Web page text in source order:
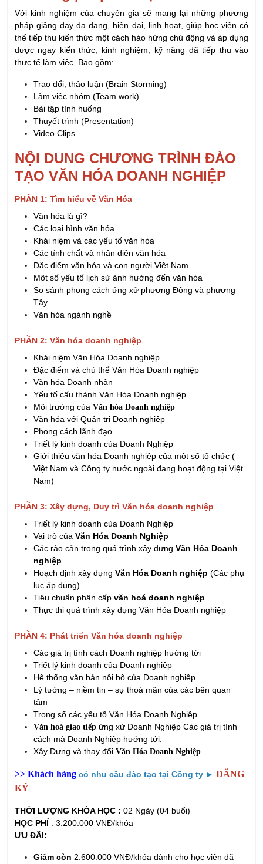
được ngay kiến thức, kinh nghiệm, kỹ năng đã tiếp thu vào
thực tế làm việc. Bao gồm:
Trao đổi, thảo luận (Brain Storming)
Làm việc nhóm (Team work)
Thuyết trình(Presentation)
Video Clips…
NỘI DUNG CHƯƠNG TRÌNH ĐÀO
TẠO VĂN HÓA DOANH NGHIỆP
PHẦN 1: Tìm hiểu về Văn Hóa
Văn hóa là gì?
Khái niệm và các yếu tố văn hóa
Các tính chất và nhận diện văn hóa
Đặc điểm văn hóa và con người Việt Nam
Môt số yếu tố lịch sử ảnh hưởng đến văn hóa
So sánh phong cách ứng xử phương Đông và phương
Tây
Văn hóa ngành nghề
PHẦN 2: Văn hóa doanh nghiệp
Khái niệm Văn Hóa Doanh nghiệp
Văn hóa Doanh nhân
Yếu tố cấu thành Văn Hóa Doanh nghiệp
Môi trường củaVăn hóa Doanh nghiệp
Văn hóa với Quản trị Doanh nghiệp
Phong cách lãnh đạo
Triết lý kinh doanh của Doanh Nghiệp
Giới thiệu văn hóa Doanh nghiệp của một số tổ chức (
Việt Nam và Công ty nước ngoài đang hoạt động tại Việt
Nam)
PHẦN 3: Xây dựng, Duy trì Văn hóa doanh nghiệp
Triết lý kinh doanh của Doanh Nghiệp
Các rào cản trong quá trình xây dựngVăn Hóa Doanh
nghiệp
Hoạch định xây dựngVăn Hóa Doanh nghiệp
lục áp dụng)
Tiêu chuẩn phân cấp
Thực thi quá trình xây dựng Văn Hóa Doanh nghiệp
PHẦN 4: Phát triển Văn hóa doanh nghiệp
Các giá trị tính cách Doanh nghiệp hướng tới
Hệ thống văn bản nội bộ của Doanh nghiệp
Lý tưởng – niềm tin – sự thoả mãn của các bên quan
tâm
Trọng số các yếu tốVăn Hóa Doanh Nghiệp
Văn hoá giao tiếp ứng xử Doanh Nghiệp Các giá trị tính
cách mà Doanh Nghiệp hướng tới.
Xây Dựng và thay đổiVăn Hóa Doanh Nghiệp
>> Khách hàngcó nhu cầu đào tạo tại Công ty ►
KÝ
THỜI LƯỢNG KHÓA HỌC :02 Ngày (04 buổi)
HỌC PHÍ
Giảm còn2.600.000 VNĐ/khóa dành cho học viên đã
học tại iRTC hoặc nhóm ≥ 03 người
giảng 5 ngày.